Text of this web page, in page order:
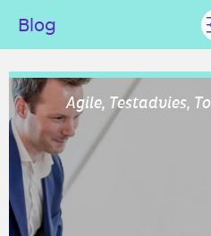
Blog
Agile, Testadvies,